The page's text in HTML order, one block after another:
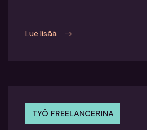
Lue lisää
TYÖ FREELANCERINA